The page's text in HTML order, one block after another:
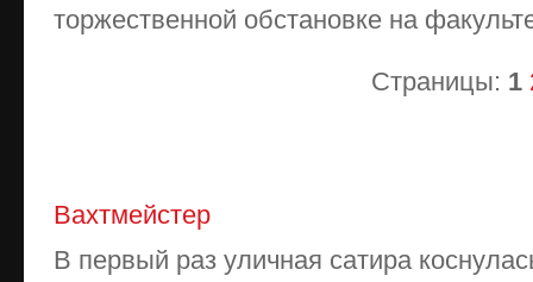
торжественной обстановке на
Страницы: 1
Вахтмейстер
В первый раз уличная сатира